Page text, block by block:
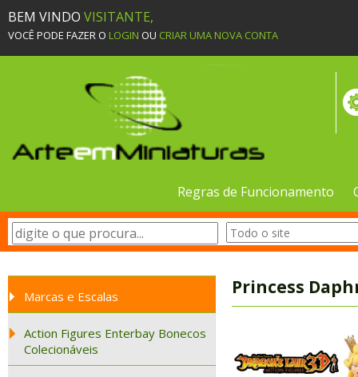
BEM VINDO VISITANTE,
VOCÊ PODE FAZER O LOGIN OU CRIAR UMA NOVA CONTA
Regras de Funcionamento
Marcas e Escalas
Action Figures Enterbay Bonecos
Colecionáveis
Princess